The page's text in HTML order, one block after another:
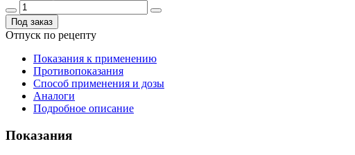
Под заказ
Отпуск по рецепту
Показания к применению
Противопоказания
Способ применения и дозы
Аналоги
Подробное описание
Показания